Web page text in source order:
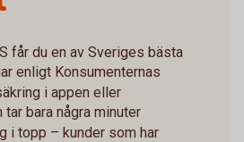
får du en av Sveriges bästa
enligt Konsumenternas
i appen eller
tar bara några minuter
i topp – kunder som har